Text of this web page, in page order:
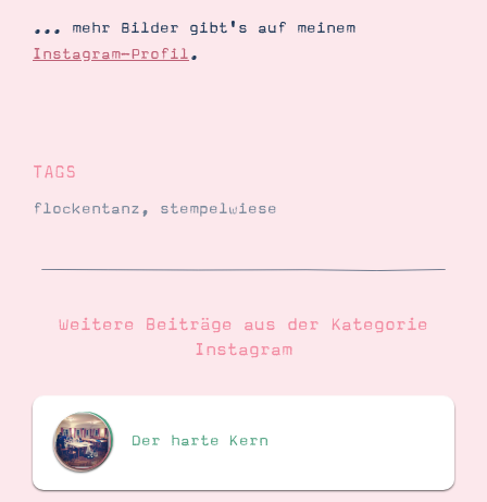
Ordnungstipps
... mehr Bilder gibt's auf meinem
Instagram-Profil.
TAGS
flockentanz, stempelwiese
Weitere Beiträge aus der Kategorie
Instagram
Der harte Kern